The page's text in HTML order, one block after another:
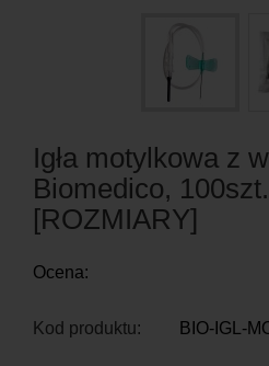
Igła motylkowa z
Biomedico,
[ROZMIARY]
Ocena:
Kod produktu: BIO-IGL-